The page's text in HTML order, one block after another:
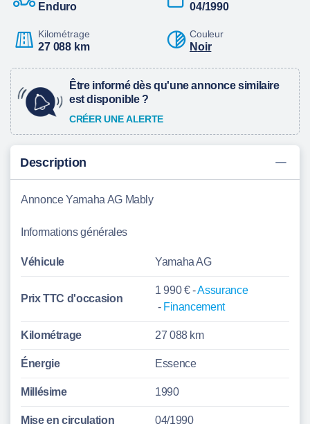
Enduro 04/1990
Kilométrage
27 088 km
Couleur
Noir
Être informé dès qu'une annonce similaire
est disponible ?
CRÉER UNE ALERTE
Description
Annonce Yamaha AG Mably
Informations générales
Véhicule Yamaha AG
Prix TTC d'occasion
1 990 € -Assurance
- Financement
Kilométrage 27 088 km
Énergie Essence
Millésime 1990
Mise en circulation 04/1990